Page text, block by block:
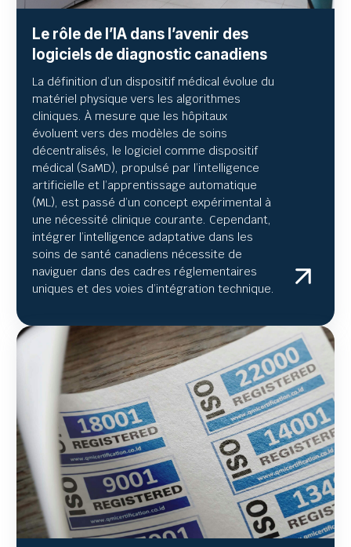
Le rôle de l’IA dans l’avenir des
logiciels de diagnostic canadiens
La définition d’un dispositif médical évolue du
matériel physique vers les algorithmes
cliniques. À mesure que les hôpitaux
évoluent vers des modèles de soins
décentralisés, le logiciel comme dispositif
médical (SaMD), propulsé par l’intelligence
artificielle et l’apprentissage automatique
(ML), est passé d’un concept expérimental à
une nécessité clinique courante. Cependant,
intégrer l’intelligence adaptative dans les
soins de santé canadiens nécessite de
naviguer dans des cadres réglementaires
uniques et des voies d’intégration technique.